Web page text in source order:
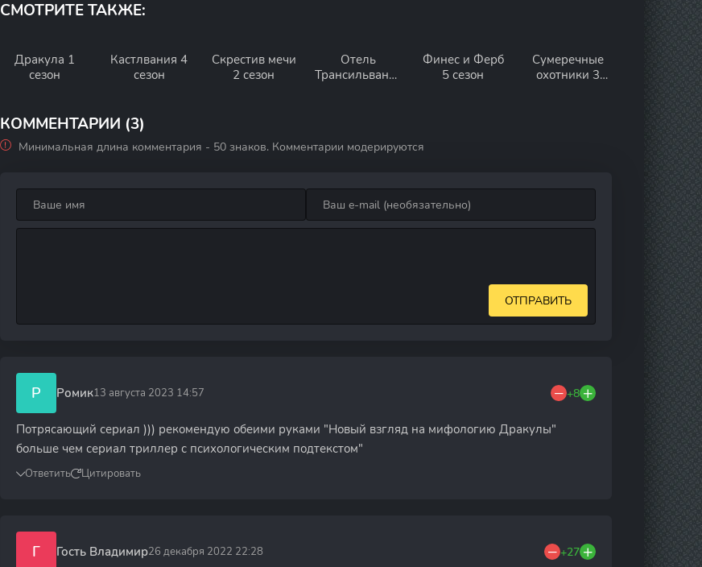
СМОТРИТЕ ТАКЖЕ:
Дракула 1
сезон
Кастлвания 4
сезон
Скрестив мечи
2 сезон
Отель
Трансильвания
Финес и Ферб
5 сезон
Сумеречные
охотники 3
КОММЕНТАРИИ (3)
Минимальная длина комментария - 50 знаков. Комментарии модерируются
ОТПРАВИТЬ
Р Ромик13 августа 2023 14:57 +8
Потрясающий сериал ))) рекомендую обеими руками "Новый взгляд на мифологию Дракулы"
больше чем сериал триллер с психологическим подтекстом"
Ответить Цитировать
Г Гость Владимир26 декабря 2022 22:28 +27